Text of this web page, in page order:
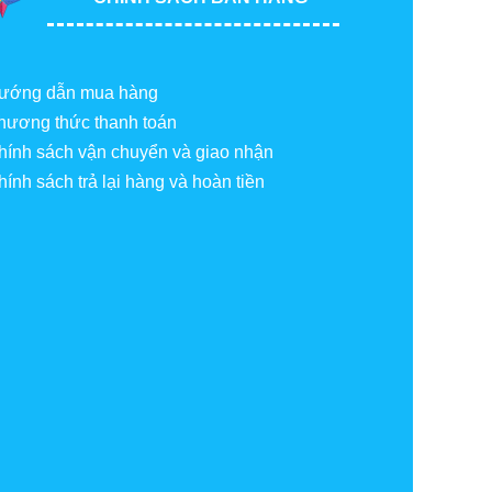
dẫn mua hàng
thức thanh toán
sách vận chuyển và giao nhận
sách trả lại hàng và hoàn tiền